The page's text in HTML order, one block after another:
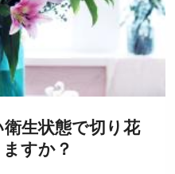
生状態で切り花
すか？